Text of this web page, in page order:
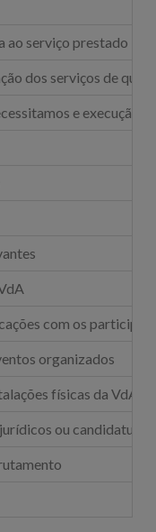
ao serviço prestado
dos serviços de que
e execução
com os
organizados
físicas da VdA
ou